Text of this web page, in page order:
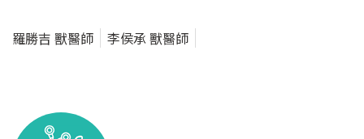
羅勝吉 獸醫師 李侯承 獸醫師